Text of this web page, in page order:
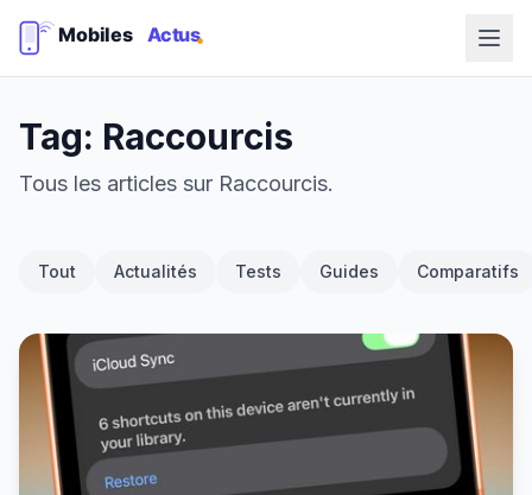
Tag: Raccourcis
Tous les articles sur Raccourcis.
Tout Actualités Tests Guides Comparatifs